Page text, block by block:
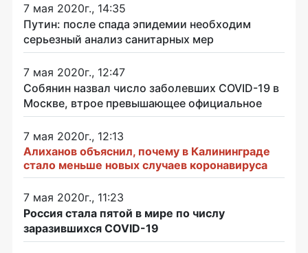
7 мая 2020г., 14:35
Путин: после спада эпидемии необходим
серьезный анализ санитарных мер
7 мая 2020г., 12:47
Собянин назвал число заболевших COVID-19 в
Москве, втрое превышающее официальное
7 мая 2020г., 12:13
Алиханов объяснил, почему в Калининграде
стало меньше новых случаев коронавируса
7 мая 2020г., 11:23
Россия стала пятой в мире по числу
заразившихся COVID-19